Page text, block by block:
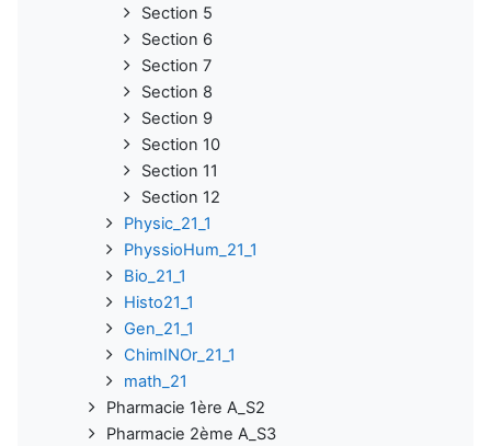
Section 5
Section 6
Section 7
Section 8
Section 9
Section 10
Section 11
Section 12
Physic_21_1
PhyssioHum_21_1
Bio_21_1
Histo21_1
Gen_21_1
ChimINOr_21_1
math_21
Pharmacie 1ère A_S2
Pharmacie 2ème A_S3